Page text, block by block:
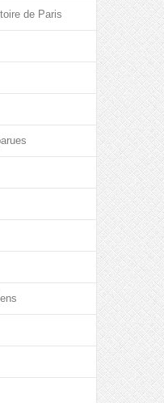
de Paris